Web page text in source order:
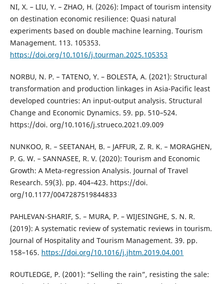
NI, X. – LIU, Y. – ZHAO, H. (2026): Impact of tourism intensity
on destination economic resilience: Quasi natural
experiments based on double machine learning. Tourism
Management. 113. 105353.
https://doi.org/10.1016/j.tourman.2025.105353
NORBU, N. P. – TATENO, Y. – BOLESTA, A. (2021): Structural
transformation and production linkages in Asia-Pacific least
developed countries: An input-output analysis. Structural
Change and Economic Dynamics. 59. pp. 510–524.
https://doi. org/10.1016/j.strueco.2021.09.009
NUNKOO, R. – SEETANAH, B. – JAFFUR, Z. R. K. – MORAGHEN,
P. G. W. – SANNASEE, R. V. (2020): Tourism and Economic
Growth: A Meta-regression Analysis. Journal of Travel
Research. 59(3). pp. 404–423. https://doi.
org/10.1177/0047287519844833
PAHLEVAN-SHARIF, S. – MURA, P. – WIJESINGHE, S. N. R.
(2019): A systematic review of systematic reviews in tourism.
Journal of Hospitality and Tourism Management. 39. pp.
158–165. https://doi.org/10.1016/j.jhtm.2019.04.001
ROUTLEDGE, P. (2001): “Selling the rain”, resisting the sale: